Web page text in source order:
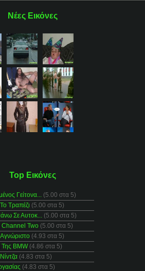
Νέες Εικόνες
Top Εικόνες
Γείτονα...
(5.00 στα 5)
Τραπέζι (5.00 στα 5)
Σε Αυτοκ...
(5.00 στα 5)
Channel Two (5.00 στα 5)
(4.93 στα 5)
Της BMW(4.86 στα 5)
(4.83 στα 5)
(4.83 στα 5)